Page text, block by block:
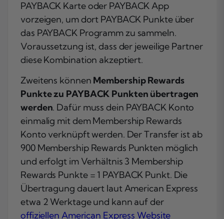
PAYBACK Karte oder PAYBACK App
vorzeigen, um dort PAYBACK Punkte über
das PAYBACK Programm zu sammeln.
Voraussetzung ist, dass der jeweilige Partner
diese Kombination akzeptiert.
Zweitens können Membership Rewards
Punkte zu PAYBACK Punkten übertragen
werden. Dafür muss dein PAYBACK Konto
einmalig mit dem Membership Rewards
Konto verknüpft werden. Der Transfer ist ab
900 Membership Rewards Punkten möglich
und erfolgt im Verhältnis 3 Membership
Rewards Punkte = 1 PAYBACK Punkt. Die
Übertragung dauert laut American Express
etwa 2 Werktage und kann auf der
offiziellen American Express Website